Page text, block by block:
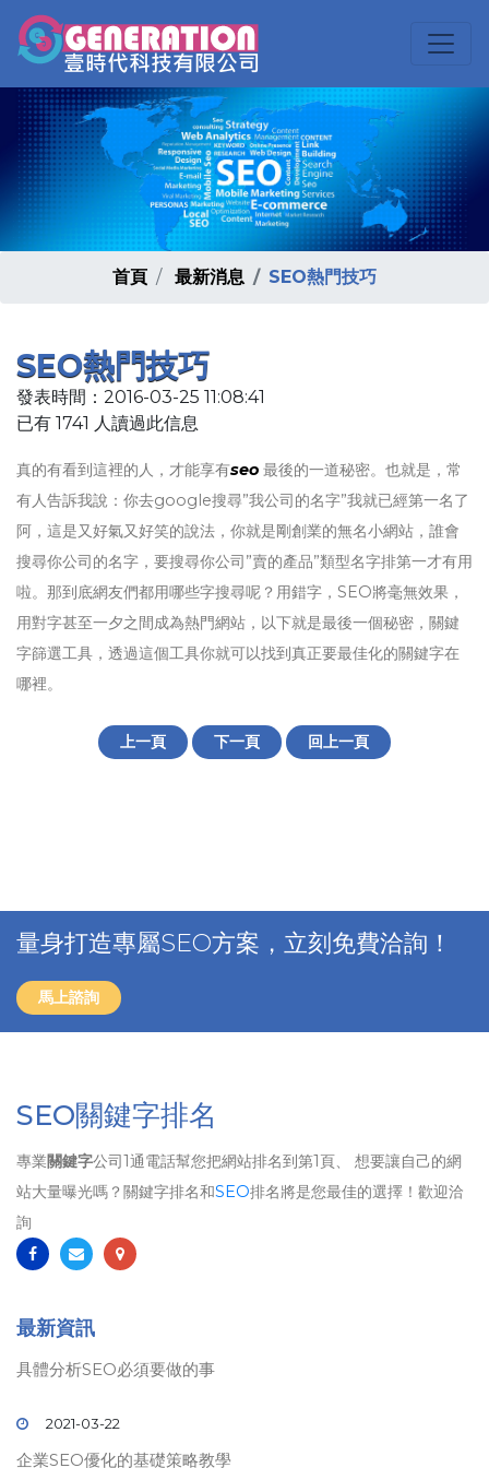
首頁 最新消息 SEO熱門技巧
SEO熱門技巧
發表時間：2016-03-25 11:08:41
已有 1741 人讀過此信息
真的有看到這裡的人，才能享有seo 最後的一道秘密。也就是，常
有人告訴我說：你去google搜尋”我公司的名字”我就已經第一名了
阿，這是又好氣又好笑的說法，你就是剛創業的無名小網站，誰會
搜尋你公司的名字，要搜尋你公司”賣的產品”類型名字排第一才有用
啦。那到底網友們都用哪些字搜尋呢？用錯字，SEO將毫無效果，
用對字甚至一夕之間成為熱門網站，以下就是最後一個秘密，關鍵
字篩選工具，透過這個工具你就可以找到真正要最佳化的關鍵字在
哪裡。
上一頁 下一頁 回上一頁
量身打造專屬SEO方案，立刻免費洽詢！
馬上諮詢
SEO關鍵字排名
專業關鍵字公司1通電話幫您把網站排名到第1頁、 想要讓自己的網
站大量曝光嗎？關鍵字排名和SEO排名將是您最佳的選擇！歡迎洽
詢
最新資訊
具體分析SEO必須要做的事
2021-03-22
企業SEO優化的基礎策略教學